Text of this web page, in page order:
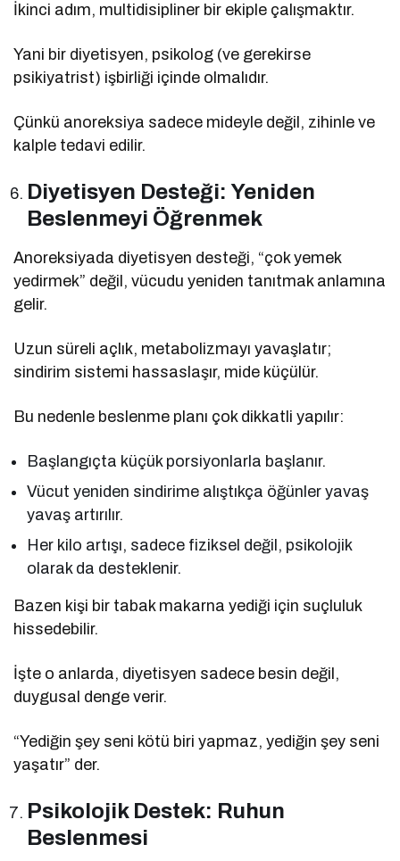
İkinci adım, multidisipliner bir ekiple çalışmaktır.
Yani bir diyetisyen, psikolog (ve gerekirse
psikiyatrist) işbirliği içinde olmalıdır.
Çünkü anoreksiya sadece mideyle değil, zihinle ve
kalple tedavi edilir.
Diyetisyen Desteği: Yeniden
Beslenmeyi Öğrenmek
Anoreksiyada diyetisyen desteği, “çok yemek
yedirmek” değil, vücudu yeniden tanıtmak anlamına
gelir.
Uzun süreli açlık, metabolizmayı yavaşlatır;
sindirim sistemi hassaslaşır, mide küçülür.
Bu nedenle beslenme planı çok dikkatli yapılır:
Başlangıçta küçük porsiyonlarla başlanır.
Vücut yeniden sindirime alıştıkça öğünler yavaş
yavaş artırılır.
Her kilo artışı, sadece fiziksel değil, psikolojik
olarak da desteklenir.
Bazen kişi bir tabak makarna yediği için suçluluk
hissedebilir.
İşte o anlarda, diyetisyen sadece besin değil,
duygusal denge verir.
“Yediğin şey seni kötü biri yapmaz, yediğin şey seni
yaşatır” der.
Psikolojik Destek: Ruhun
Beslenmesi